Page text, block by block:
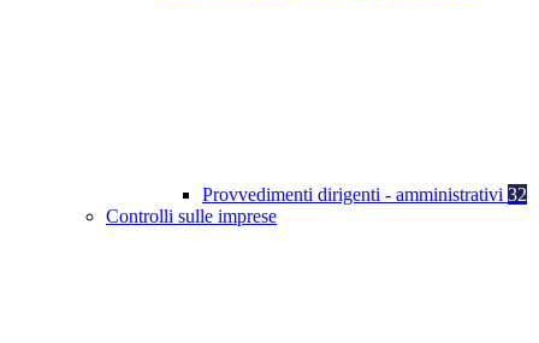
Provvedimenti dirigenti - amministrativi 32
Controlli sulle imprese